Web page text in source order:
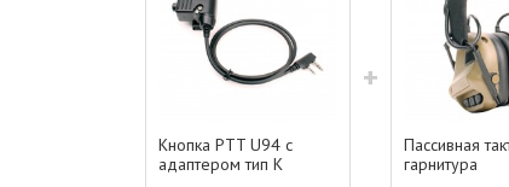
Кнопка PTT U94 с
адаптером тип К
+
Пассивная
гарнитура